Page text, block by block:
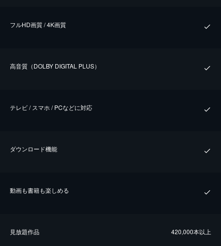
フルHD画質 / 4K画質
⾼⾳質（DOLBY DIGITAL PLUS）
テレビ / スマホ / PCなどに対応
ダウンロード機能
動画も書籍も楽しめる
⾒放題作品 420,000本以上